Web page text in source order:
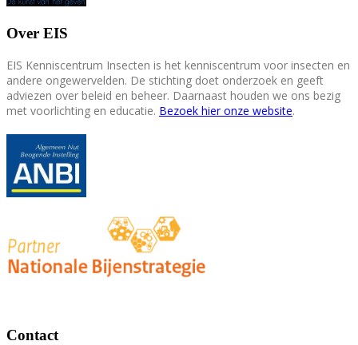
Over EIS
EIS Kenniscentrum Insecten is het kenniscentrum voor insecten en
andere ongewervelden. De stichting doet onderzoek en geeft
adviezen over beleid en beheer. Daarnaast houden we ons bezig
met voorlichting en educatie. Bezoek hier onze website.
Contact